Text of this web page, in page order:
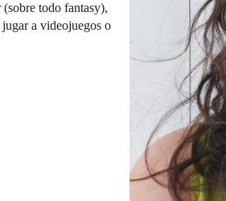
todo fantasy),
a videojuegos o